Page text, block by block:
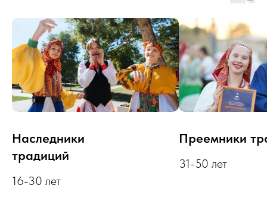
Наследники
традиций
16-30 лет
Преемники
31-50 лет